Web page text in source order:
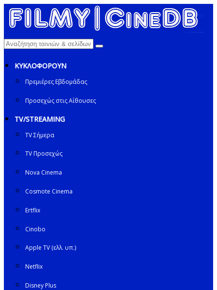
ΚΥΚΛΟΦΟΡΟΥΝ
Πρεμιέρες Εβδομάδας
Προσεχώς στις Αίθουσες
TV/STREAMING
TV Σήμερα
TV Προσεχώς
Nova Cinema
Cosmote Cinema
Ertflix
Cinobo
Apple TV (ελλ. υπ.)
Netflix
Disney Plus